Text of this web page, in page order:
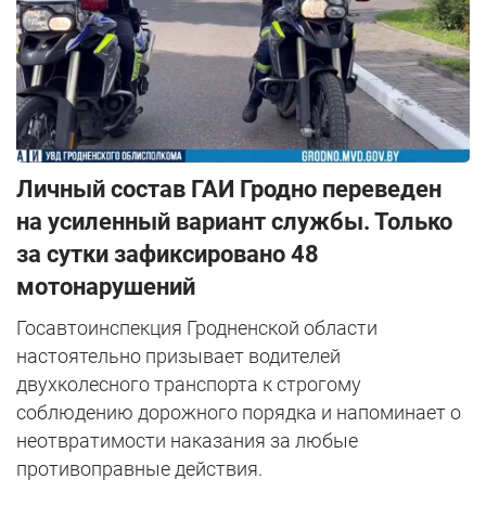
Личный состав ГАИ Гродно переведен
на усиленный вариант службы. Только
за сутки зафиксировано 48
мотонарушений
Госавтоинспекция Гродненской области
настоятельно призывает водителей
двухколесного транспорта к строгому
соблюдению дорожного порядка и напоминает о
неотвратимости наказания за любые
противоправные действия.